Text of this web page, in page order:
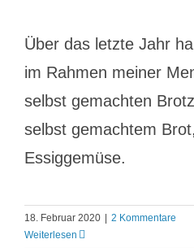
Über das letzte Jahr
im Rahmen meiner
selbst gemachten
selbst gemachtem
Essiggemüse.
18. Februar 2020
2 Kommentare
Weiterlesen